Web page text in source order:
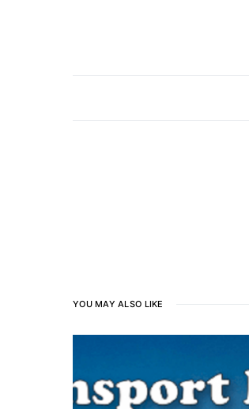
YOU MAY ALSO LIKE